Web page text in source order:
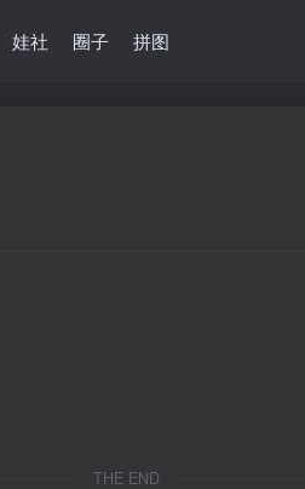
娃社 圈子 拼图
THE END